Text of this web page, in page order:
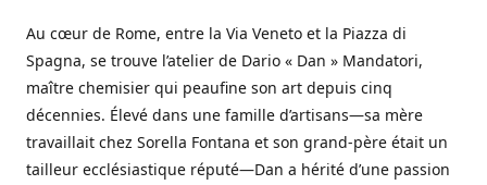
Au cœur de Rome, entre la Via Veneto et la Piazza di
Spagna, se trouve l’atelier de Dario « Dan » Mandatori,
maître chemisier qui peaufine son art depuis cinq
décennies. Élevé dans une famille d’artisans—sa mère
travaillait chez Sorella Fontana et son grand-père était un
tailleur ecclésiastique réputé—Dan a hérité d’une passion